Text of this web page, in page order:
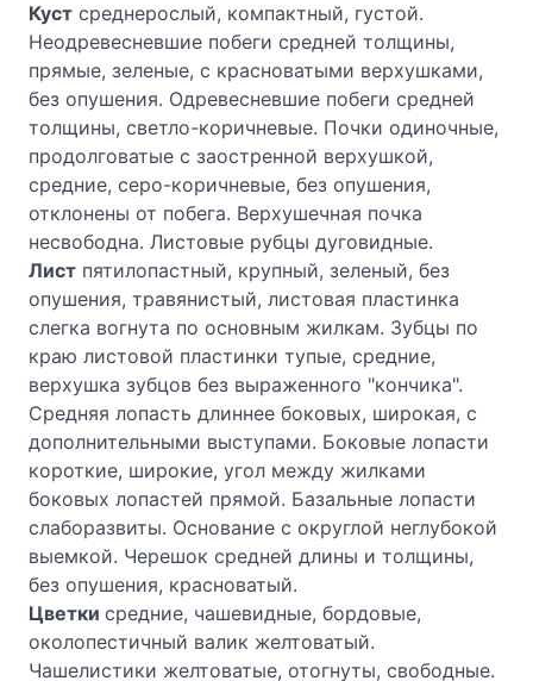
Куст среднерослый, компактный, густой.
Неодревесневшие побеги средней толщины,
прямые, зеленые, с красноватыми верхушками,
без опушения. Одревесневшие побеги средней
толщины, светло-коричневые. Почки одиночные,
продолговатые с заостренной верхушкой,
средние, серо-коричневые, без опушения,
отклонены от побега. Верхушечная почка
несвободна. Листовые рубцы дуговидные.
Лист пятилопастный, крупный, зеленый, без
опушения, травянистый, листовая пластинка
слегка вогнута по основным жилкам. Зубцы по
краю листовой пластинки тупые, средние,
верхушка зубцов без выраженного "кончика".
Средняя лопасть длиннее боковых, широкая, с
дополнительными выступами. Боковые лопасти
короткие, широкие, угол между жилками
боковых лопастей прямой. Базальные лопасти
слаборазвиты. Основание с округлой неглубокой
выемкой. Черешок средней длины и толщины,
без опушения, красноватый.
Цветки средние, чашевидные, бордовые,
околопестичный валик желтоватый.
Чашелистики желтоватые, отогнуты, свободные.